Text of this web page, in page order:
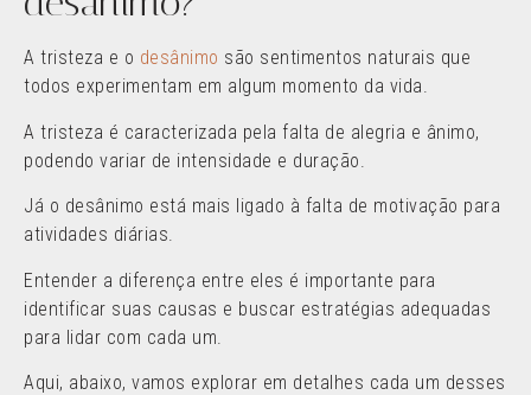
A tristeza e o desânimo são sentimentos naturais que
todos experimentam em algum momento da vida.
A tristeza é caracterizada pela falta de alegria e ânimo,
podendo variar de intensidade e duração.
Já o desânimo está mais ligado à falta de motivação para
atividades diárias.
Entender a diferença entre eles é importante para
identificar suas causas e buscar estratégias adequadas
para lidar com cada um.
Aqui, abaixo, vamos explorar em detalhes cada um desses